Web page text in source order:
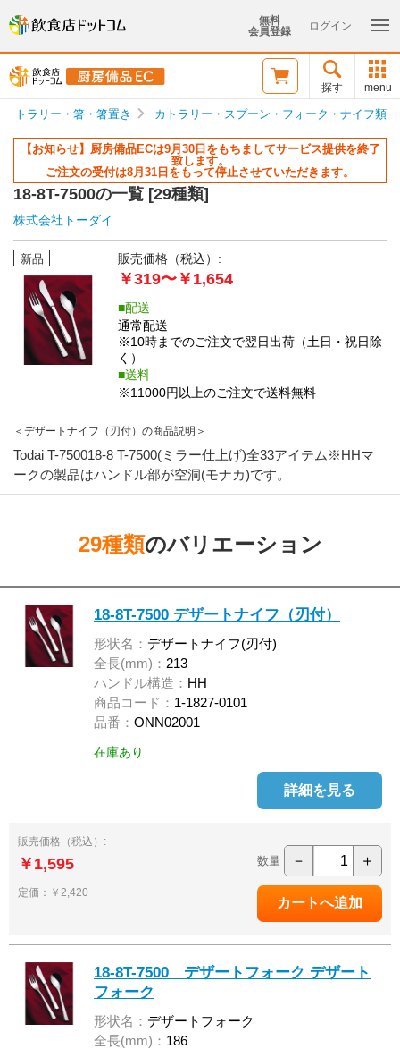
無料
会員登録
ログイン
探す menu
カトラリー・箸・箸置き カトラリー・スプーン・フォーク・ナイフ類
【お知らせ】厨房備品ECは9月30日をもちましてサービス提供を終了
致します。
ご注文の受付は8月31日をもって停止させていただきます。
18-8T-7500の一覧 [29種類]
株式会社トーダイ
新品 販売価格（税込）:
￥319〜￥1,654
配送
通常配送
※10時までのご注文で翌日出荷（土日・祝日除
く）
送料
※11000円以上のご注文で送料無料
＜デザートナイフ（刃付）の商品説明＞
Todai T-750018-8 T-7500(ミラー仕上げ)全33アイテム※HHマ
ークの製品はハンドル部が空洞(モナカ)です。
29種類のバリエーション
18-8T-7500 デザートナイフ（刃付）
形状名： デザートナイフ(刃付)
全長(mm)： 213
ハンドル構造： HH
商品コード： 1-1827-0101
品番： ONN02001
在庫あり
詳細を見る
販売価格（税込）:
￥1,595
定価：￥2,420
数量 － ＋
18-8T-7500 デザートフォーク デザート
フォーク
形状名： デザートフォーク
全長(mm)： 186